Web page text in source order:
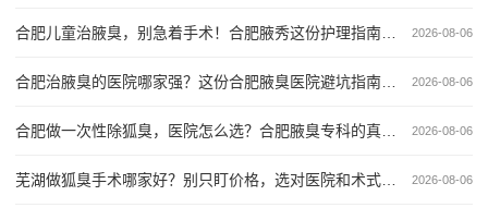
2026-08-06
2026-08-06
2026-08-06
2026-08-06